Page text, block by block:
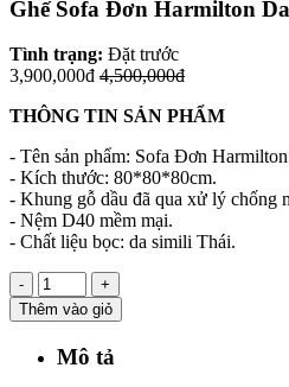
Ghế Sofa Đơn Harmilton
Tình trạng: Đặt trước
3,900,000đ 4,500,000đ
THÔNG TIN SẢN PHẨM
- Tên sản phẩm: Sofa Đơn
- Kích thước: 80*80*80cm.
- Khung gỗ dầu đã qua xử lý chống
- Nệm D40 mềm mại.
- Chất liệu bọc: da simili Thái.
-
+
Thêm vào giỏ
Mô tả